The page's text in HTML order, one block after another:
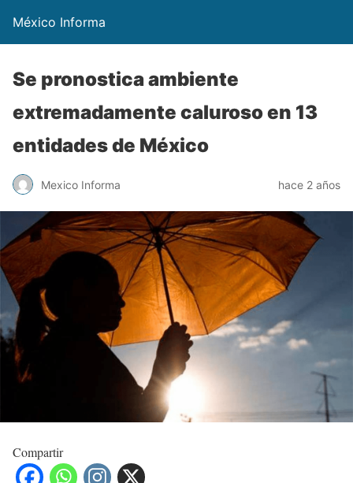
México Informa
Se pronostica ambiente
extremadamente caluroso en 13
entidades de México
Mexico Informa hace 2 años
Compartir